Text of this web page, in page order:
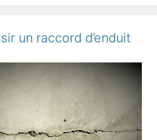
un raccord d’enduit